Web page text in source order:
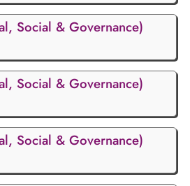
Social & Governance)
Social & Governance)
Social & Governance)